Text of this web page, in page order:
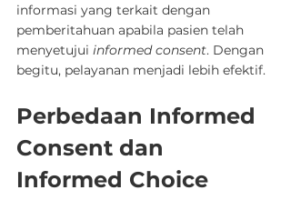
informasi yang terkait dengan
pemberitahuan apabila pasien telah
menyetujui informed consent. Dengan
begitu, pelayanan menjadi lebih efektif.
Perbedaan Informed
Consent dan
Informed Choice